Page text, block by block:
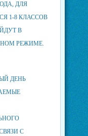
ДЛЯ
1-8 КЛАССОВ
В
РЕЖИМЕ.
ДЕНЬ
С